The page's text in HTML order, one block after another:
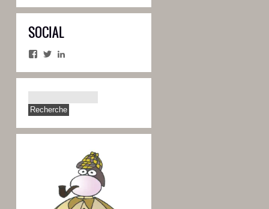
SOCIAL
Facebook
Twitter